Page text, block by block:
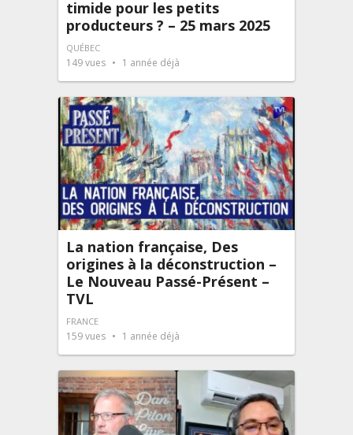
timide pour les petits
producteurs ? – 25 mars 2025
QUÉBEC
149vues 1 année déjà
La nation française, Des
origines à la déconstruction –
Le Nouveau Passé-Présent –
TVL
FRANCE
159vues 1 année déjà